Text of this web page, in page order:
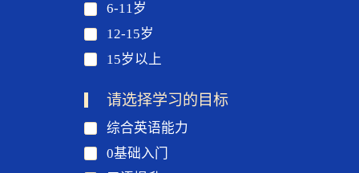
6-11岁
12-15岁
15岁以上
请选择学习的目标
综合英语能力
0基础入门